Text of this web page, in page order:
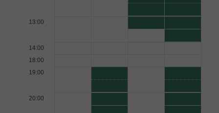
13:00
14:00
18:00
19:00
20:00